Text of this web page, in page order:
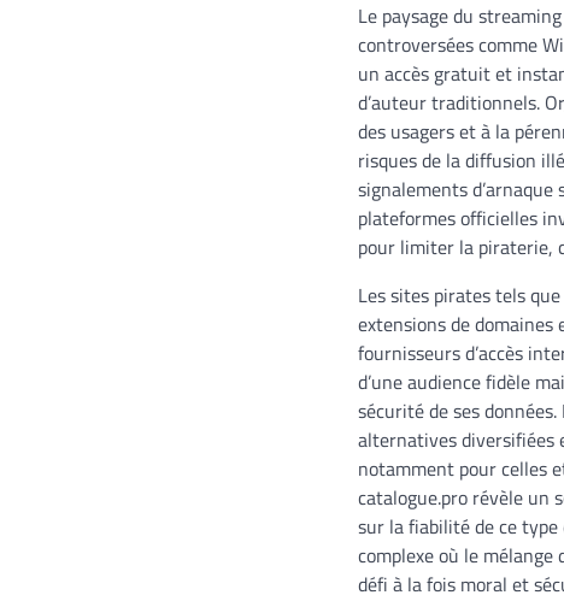
Le paysage du
controversées comme
un accès gratuit et
d’auteur traditionnels.
des usagers et à la
risques de la diffusion
signalements
plateformes officielles
pour limiter la piraterie,
Les sites pirates tels
extensions de domaines
fournisseurs d’accès
d’une audience fidèle
sécurité de ses
alternatives diversifiées
notamment pour celles
catalogue.pro révèle un
sur la fiabilité de ce
complexe où le
défi à la fois moral et